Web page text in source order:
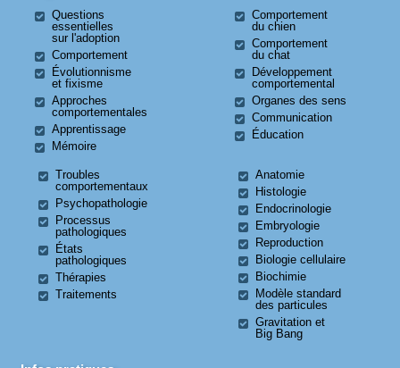
Questions
essentielles
sur l'adoption
Comportement
Évolutionnisme
et fixisme
Approches
comportementales
Apprentissage
Mémoire
Comportement
du chien
Comportement
du chat
Développement
comportemental
Organes des sens
Communication
Éducation
Troubles
comportementaux
Psychopathologie
Processus
pathologiques
États
pathologiques
Thérapies
Traitements
Anatomie
Histologie
Endocrinologie
Embryologie
Reproduction
Biologie cellulaire
Biochimie
Modèle standard
des particules
Gravitation et
Big Bang